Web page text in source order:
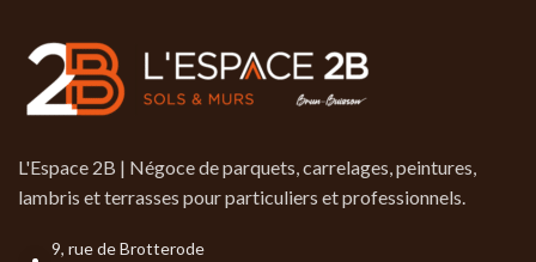
L'Espace 2B | Négoce de parquets, carrelages, peintures,
lambris et terrasses pour particuliers et professionnels.
9, rue de Brotterode